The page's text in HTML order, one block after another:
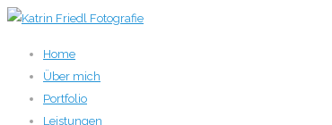
Home
Über mich
Portfolio
Leistungen